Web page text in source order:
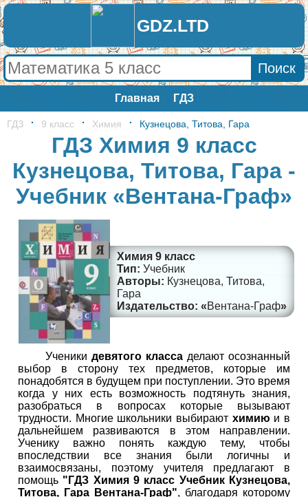
GDZ.LTD
Главная ГДЗ
ГДЗ 9 класс Химия Кузнецова, Титова, Гара
ГДЗ Химия 9 класс
Кузнецова, Титова, Гара -
Учебник «Вентана-Граф»
Химия 9 класс
Учебник
Кузнецова, Титова,
Гара
Вентана-Граф
Ученики девятого класса делают осознанный
выбор в сторону тех предметов, которые им
понадобятся в будущем при поступлении. Это время
когда у них есть возможность подтянуть знания,
разобраться в вопросах которые вызывают
трудности. Многие школьники выбирают химию и в
дальнейшем развиваются в этом направлении.
Ученику важно понять каждую тему, чтобы
впоследствии все знания были логичны и
взаимосвязаны, поэтому учителя предлагают в
помощь "ГДЗ Химия 9 класс Учебник Кузнецова,
Титова, Гара Вентана-Граф", благодаря которому